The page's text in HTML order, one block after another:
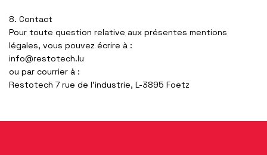
8. Contact
Pour toute question relative aux présentes mentions
légales, vous pouvez écrire à :
info@restotech.lu
ou par courrier à :
Restotech 7 rue de l’industrie, L-3895 Foetz